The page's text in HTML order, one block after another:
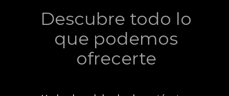
Descubre todo lo
que podemos
ofrecerte